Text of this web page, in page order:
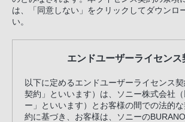
は、「同意しない」をクリックしてダウンロ
い。
エンドユーザーライセンス
以下に定めるエンドユーザーライセンス
契約」といいます）は、ソニー株式会社
ー」といいます）とお客様の間での法的
約に基づき、お客様は、ソニーの